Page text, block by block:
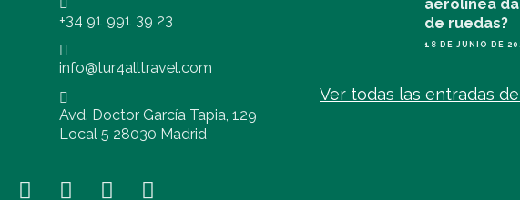
+34 91 991 39 23
info@tur4alltravel.com
Avd. Doctor García Tapia, 129
Local 5 28030 Madrid
aerolínea
de ruedas?
18 DE JUNIO DE
Ver todas las entradas